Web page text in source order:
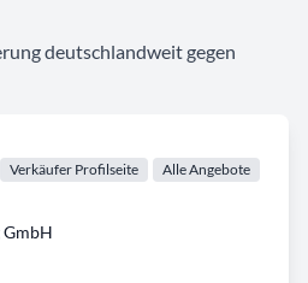
Verkäufer Profilseite Alle Angebote
deutschlandweit gegen